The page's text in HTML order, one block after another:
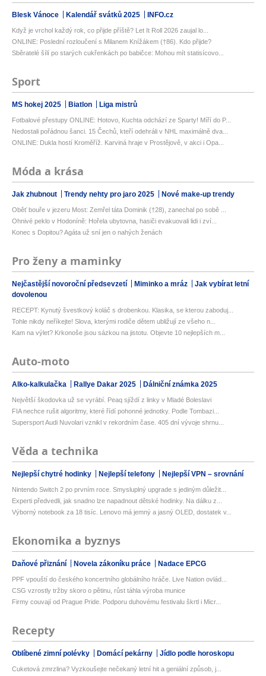
Blesk Vánoce Kalendář svátků 2025 INFO.cz
Když je vrchol každý rok, co přijde příště? Let It Roll 2026 zaujal lo...
ONLINE: Poslední rozloučení s Milanem Knížákem (†86). Kdo přijde?
Sběratelé šílí po starých cukřenkách po babičce: Mohou mít statisícovo...
Sport
MS hokej 2025 Biatlon Liga mistrů
Fotbalové přestupy ONLINE: Hotovo, Kuchta odchází ze Sparty! Míří do P...
Nedostali pořádnou šanci. 15 Čechů, kteří odehráli v NHL maximálně dva...
ONLINE: Dukla hostí Kroměříž. Karviná hraje v Prostějově, v akci i Opa...
Móda a krása
Jak zhubnout Trendy nehty pro jaro 2025 Nové make-up trendy
Oběť bouře v jezeru Most: Zemřel táta Dominik (†28), zanechal po sobě ...
Ohnivé peklo v Hodoníně: Hořela ubytovna, hasiči evakuovali lidi i zví...
Konec s Dopitou? Agáta už sní jen o nahých ženách
Pro ženy a maminky
Nejčastější novoroční předsevzetí Miminko a mráz
Jak vybírat letní
dovolenou
RECEPT: Kynutý švestkový koláč s drobenkou. Klasika, se kterou zaboduj...
Tohle nikdy neříkejte! Slova, kterými rodiče dětem ubližují ze všeho n...
Kam na výlet? Krkonoše jsou sázkou na jistotu. Objevte 10 nejlepších m...
Auto-moto
Alko-kalkulačka Rallye Dakar 2025 Dálniční známka 2025
Největší škodovka už se vyrábí. Peaq sjíždí z linky v Mladé Boleslavi
FIA nechce rušit algoritmy, které řídí pohonné jednotky. Podle Tombazi...
Supersport Audi Nuvolari vznikl v rekordním čase. 405 dní vývoje shrnu...
Věda a technika
Nejlepší chytré hodinky Nejlepší telefony Nejlepší VPN – srovnání
Nintendo Switch 2 po prvním roce. Smysluplný upgrade s jediným důležit...
Experti předvedli, jak snadno lze napadnout dětské hodinky. Na dálku z...
Výborný notebook za 18 tisíc. Lenovo má jemný a jasný OLED, dostatek v...
Ekonomika a byznys
Daňové přiznání Novela zákoníku práce Nadace EPCG
PPF vpouští do českého koncertního globálního hráče. Live Nation ovlád...
CSG vzrostly tržby skoro o pětinu, růst táhla výroba munice
Firmy couvají od Prague Pride. Podporu duhovému festivalu škrtl i Micr...
Recepty
Oblíbené zimní polévky Domácí pekárny Jídlo podle horoskopu
Cuketová zmrzlina? Vyzkoušejte nečekaný letní hit a geniální způsob, j...